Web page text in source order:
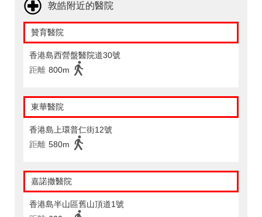
敦皓附近的醫院
贊育醫院
香港島西營盤醫院道30號
距離 800m
東華醫院
香港島上環普仁街12號
距離 580m
嘉諾撒醫院
香港島半山區舊山頂道1號